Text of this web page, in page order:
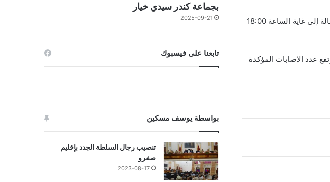
أعلنت وزارة الصحة المغربية، عن ارتفاع عدد الإصابات المؤكدة بفيروس كورونا بالمغرب، إلى 170 حالة إلى غاية الساعة 18:00
بوزارة الصحة، إنه تم تسجيل 27 حالة جديدة، ليرتفع عدد الإصابات المؤكدة
بجماعة كندر سيدي خيار
2025-09-21
تابعنا على فيسبوك
بواسطة يوسف مسكين
تنصيب رجال السلطة الجدد بإقليم
صفرو
2023-08-17